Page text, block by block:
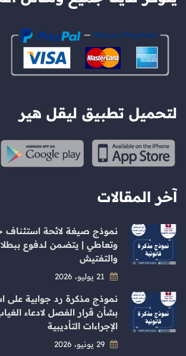
لتحميل تطبيق ليقل هير
آخر المقالات
نموذج صيغة لائحة استئناف
وتعاطي | يتضمن لدفوع
والتفتيش
نموذج مذكرة رد جوابية على
بشأن قرار الفصل لادعاء
الإجراءات التأديبية